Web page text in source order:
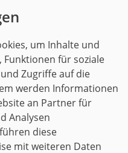
um Inhalte und
Funktionen für soziale
Zugriffe auf die
werden Informationen
an Partner für
Analysen
diese
mit weiteren Daten
Impressum Kontakt